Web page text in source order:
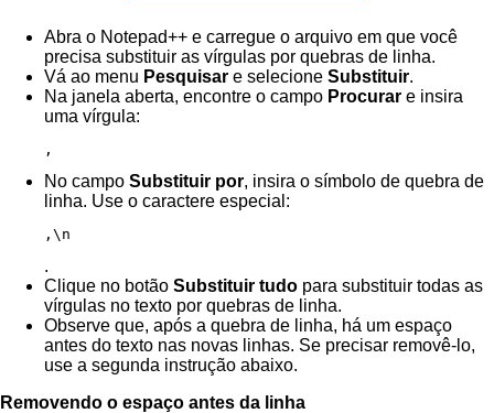
Abra o Notepad++ e carregue o arquivo em que você
precisa substituir as vírgulas por quebras de linha.
Vá ao menu Pesquisar e selecione Substituir.
Na janela aberta, encontre o campo Procurar e insira
uma vírgula:
,
No campo Substituir por, insira o símbolo de quebra de
linha. Use o caractere especial:
,\n
.
Clique no botão Substituir tudo para substituir todas as
vírgulas no texto por quebras de linha.
Observe que, após a quebra de linha, há um espaço
antes do texto nas novas linhas. Se precisar removê-lo,
use a segunda instrução abaixo.
Removendo o espaço antes da linha